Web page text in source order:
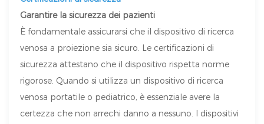
Garantire la sicurezza dei pazienti
È fondamentale assicurarsi che il dispositivo di ricerca
venosa a proiezione sia sicuro. Le certificazioni di
sicurezza attestano che il dispositivo rispetta norme
rigorose. Quando si utilizza un dispositivo di ricerca
venosa portatile o pediatrico, è essenziale avere la
certezza che non arrechi danno a nessuno. I dispositivi